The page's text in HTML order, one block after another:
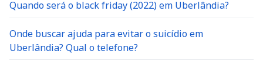
Quando será o black friday (2022) em Uberlândia?
Onde buscar ajuda para evitar o suicídio em
Uberlândia? Qual o telefone?